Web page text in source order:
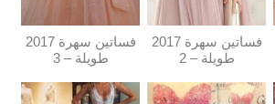
فساتين سهرة 2017
طويلة – 2
فساتين سهرة 2017
طويلة – 3